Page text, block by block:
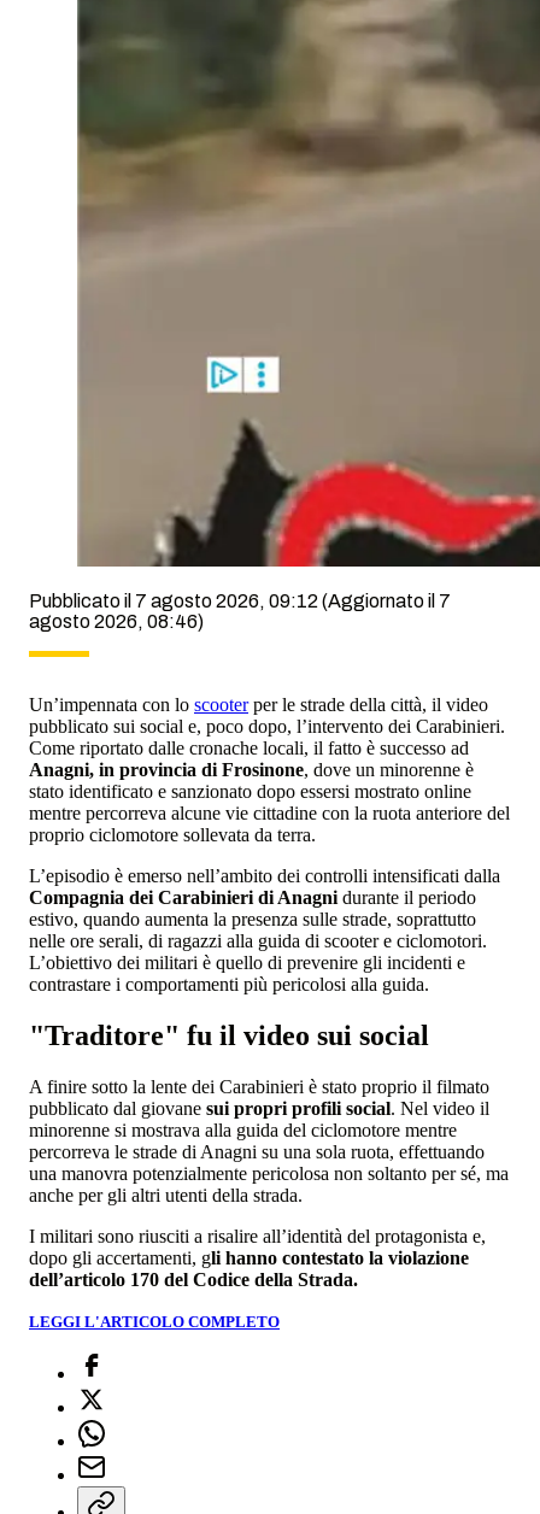
Pubblicato il 7 agosto 2026, 09:12 (Aggiornato il 7
agosto 2026, 08:46)
Un’impennata con lo scooterper le strade della città, il video
pubblicato sui social e, poco dopo, l’intervento dei Carabinieri.
Come riportato dalle cronache locali, il fatto è successo ad
Anagni, in provincia di Frosinone, dove un minorenne è
stato identificato e sanzionato dopo essersi mostrato online
mentre percorreva alcune vie cittadine con la ruota anteriore del
proprio ciclomotore sollevata da terra.
L’episodio è emerso nell’ambito dei controlli intensificati dalla
Compagnia dei Carabinieri di Anagni durante il periodo
estivo, quando aumenta la presenza sulle strade, soprattutto
nelle ore serali, di ragazzi alla guida di scooter e ciclomotori.
L’obiettivo dei militari è quello di prevenire gli incidenti e
contrastare i comportamenti più pericolosi alla guida.
"Traditore" fu il video sui social
A finire sotto la lente dei Carabinieri è stato proprio il filmato
pubblicato dal giovane sui propri profili social. Nel video il
minorenne si mostrava alla guida del ciclomotore mentre
percorreva le strade di Anagni su una sola ruota, effettuando
una manovra potenzialmente pericolosa non soltanto per sé, ma
anche per gli altri utenti della strada.
I militari sono riusciti a risalire all’identità del protagonista e,
dopo gli accertamenti, gli hanno contestato la violazione
dell’articolo 170 del Codice della Strada.
LEGGI L'ARTICOLO COMPLETO